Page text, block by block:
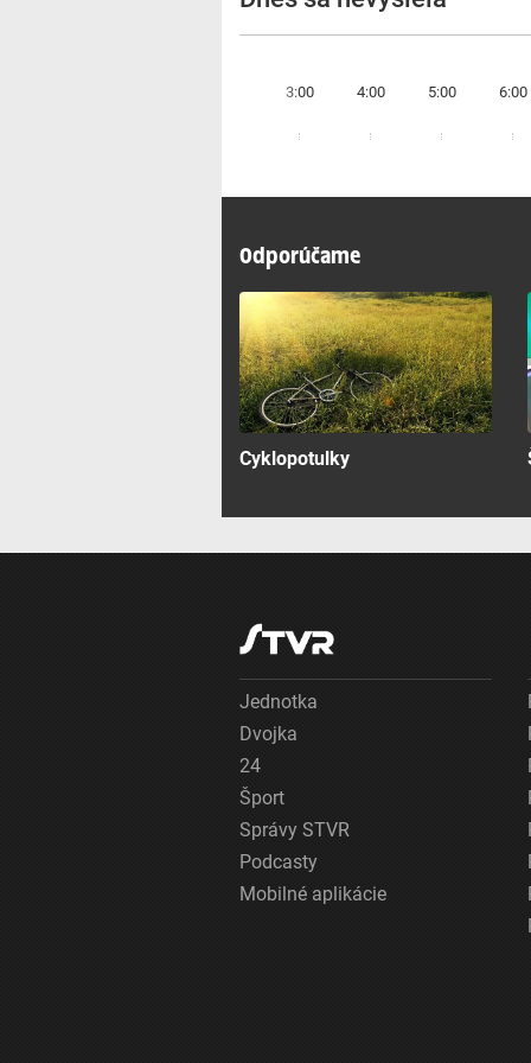
3:00 4:00 5:00 6:00
Odporúčame
Cyklopotulky
Jednotka
Dvojka
24
Šport
Správy STVR
Podcasty
Mobilné aplikácie